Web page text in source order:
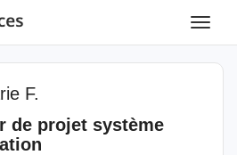
Toggle
F.
de projet système